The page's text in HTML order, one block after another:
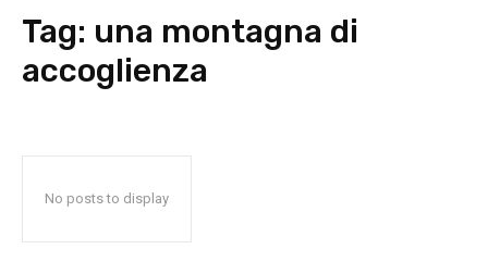
Tag: una montagna di
accoglienza
No posts to display